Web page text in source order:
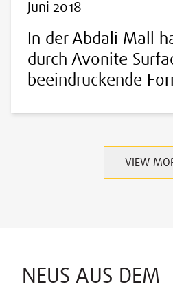
Juni 2018
In der Abdali Mall
durch Avonite
beeindruckende
VIEW
NEUS AUS DEM